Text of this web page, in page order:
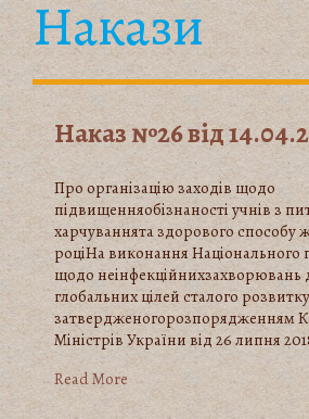
Накази
Наказ №26 від
Про організацію заходів щодо
підвищенняобізнаності учнів з
харчуваннята здорового способу
роціНа виконання Національного
щодо неінфекційнихзахворювань
глобальних цілей сталого
затвердженогорозпорядженням
Міністрів України від 26 липня
Read More